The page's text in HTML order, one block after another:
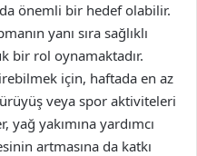
önemli bir hedef olabilir.
yanı sıra sağlıklı
bir rol oynamaktadır.
için, haftada en az
veya spor aktiviteleri
yakımına yardımcı
artmasına da katkı